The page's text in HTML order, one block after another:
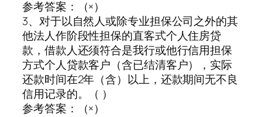
参考答案：（×）
3、对于以自然人或除专业担保公司之外的其
他法人作阶段性担保的直客式个人住房贷
款，借款人还须符合是我行或他行信用担保
方式个人贷款客户（含已结清客户），实际
还款时间在2年（含）以上，还款期间无不良
信用记录的。（ ）
参考答案：（×）